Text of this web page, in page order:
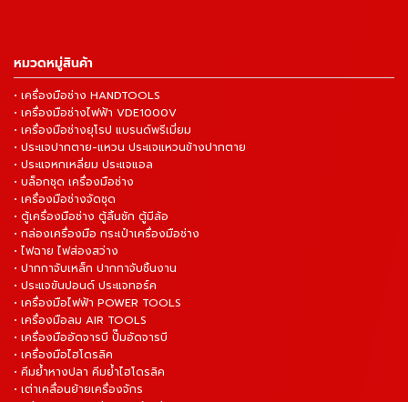
หมวดหมู่สินค้า
• เครื่องมือช่าง HANDTOOLS
• เครื่องมือช่างไฟฟ้า VDE1000V
• เครื่องมือช่างยุโรป แบรนด์พรีเมี่ยม
• ประแจปากตาย-แหวน ประแจแหวนข้างปากตาย
• ประแจหกเหลี่ยม ประแจแอล
• บล็อกชุด เครื่องมือช่าง
• เครื่องมือช่างจัดชุด
• ตู้เครื่องมือช่าง ตู้ลิ้นชัก ตู้มีล้อ
• กล่องเครื่องมือ กระเป๋าเครื่องมือช่าง
• ไฟฉาย ไฟส่องสว่าง
• ปากกาจับเหล็ก ปากกาจับชิ้นงาน
• ประแจขันปอนด์ ประแจทอร์ค
• เครื่องมือไฟฟ้า POWER TOOLS
• เครื่องมือลม AIR TOOLS
• เครื่องมืออัดจารบี ปั๊มอัดจารบี
• เครื่องมือไฮโดรลิค
• คีมย้ำหางปลา คีมย้ำไฮโดรลิค
• เต่าเคลื่อนย้ายเครื่องจักร